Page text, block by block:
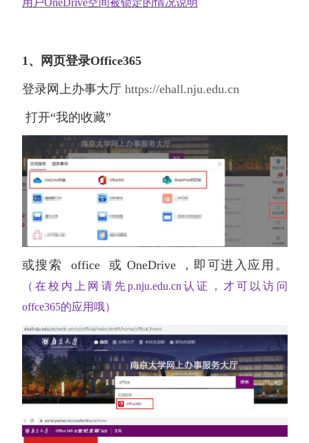
用户OneDrive空间被锁定的情况说明
1、网页登录Office365
登录网上办事大厅 https://ehall.nju.edu.cn
打开“我的收藏”
或搜索 office 或 OneDrive ，即可进入应用。
（在校内上网请先p.nju.edu.cn认证，才可以访问
offce365的应用哦）